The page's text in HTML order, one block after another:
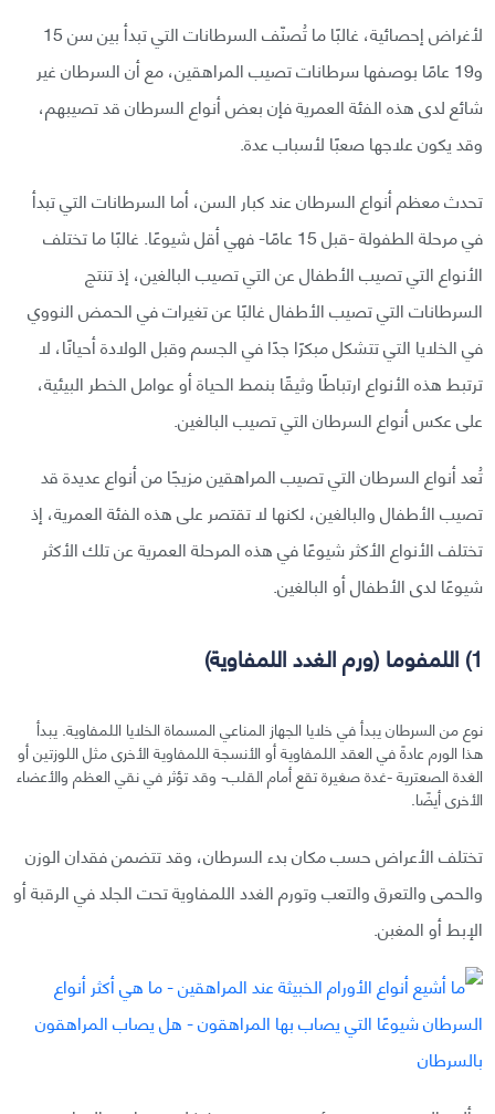
لأغراض إحصائية، غالبًا ما تُصنّف السرطانات التي تبدأ بين سن 15
و19 عامًا بوصفها سرطانات تصيب المراهقين، مع أن السرطان غير
شائع لدى هذه الفئة العمرية فإن بعض أنواع السرطان قد تصيبهم،
وقد يكون علاجها صعبًا لأسباب عدة.
تحدث معظم أنواع السرطان عند كبار السن، أما السرطانات التي تبدأ
في مرحلة الطفولة -قبل 15 عامًا- فهي أقل شيوعًا. غالبًا ما تختلف
الأنواع التي تصيب الأطفال عن التي تصيب البالغين، إذ تنتج
السرطانات التي تصيب الأطفال غالبًا عن تغيرات في الحمض النووي
في الخلايا التي تتشكل مبكرًا جدًا في الجسم وقبل الولادة أحيانًا، لا
ترتبط هذه الأنواع ارتباطًا وثيقًا بنمط الحياة أو عوامل الخطر البيئية،
على عكس أنواع السرطان التي تصيب البالغين.
تُعد أنواع السرطان التي تصيب المراهقين مزيجًا من أنواع عديدة قد
تصيب الأطفال والبالغين، لكنها لا تقتصر على هذه الفئة العمرية، إذ
تختلف الأنواع الأكثر شيوعًا في هذه المرحلة العمرية عن تلك الأكثر
شيوعًا لدى الأطفال أو البالغين.
1) اللمفوما (ورم الغدد اللمفاوية)
نوع من السرطان يبدأ في خلايا الجهاز المناعي المسماة الخلايا اللمفاوية. يبدأ
هذا الورم عادةً في العقد اللمفاوية أو الأنسجة اللمفاوية الأخرى مثل اللوزتين أو
الغدة الصعترية -غدة صغيرة تقع أمام القلب- وقد تؤثر في نقي العظم والأعضاء
الأخرى أيضًا.
تختلف الأعراض حسب مكان بدء السرطان، وقد تتضمن فقدان الوزن
والحمى والتعرق والتعب وتورم الغدد اللمفاوية تحت الجلد في الرقبة أو
الإبط أو المغبن.